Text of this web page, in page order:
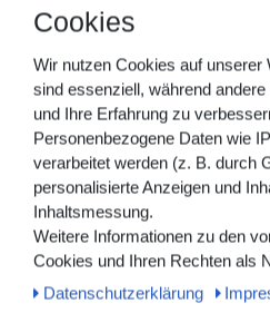
Flexibler, knickstabiler
individuell kürzbar (50 cm)
Senkrechtes Kreuzventil
Einhandablass
Vliesrücken
– besonders
angenehmer Tragekomfort
Ösen für Haltebänder
–
Befestigung am Bein
für zusätzlichen Bettbeutel
Latexfrei
– auch für
Zusätzlicher Konnektor
Cookies
Wir nutzen Cookies auf unserer
sind essenziell, während
und Ihre Erfahrung zu
Personenbezogene Daten wie
verarbeitet werden (z. B. durch
personalisierte Anzeigen und
Inhaltsmessung.
Weitere Informationen zu den
Cookies und Ihren Rechten als
Daten­schutz­erklärung